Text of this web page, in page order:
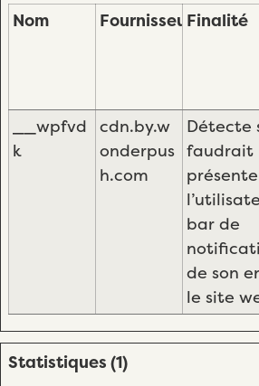
Nom FournisseurFinalité
__wpfvd
k
cdn.by.w
onderpus
h.com
Détecte
faudrait
bar de
de son
le site
Statistiques (1)